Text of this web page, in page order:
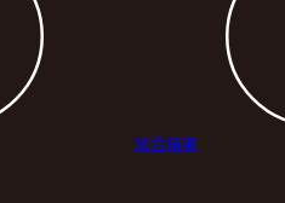
試合結果